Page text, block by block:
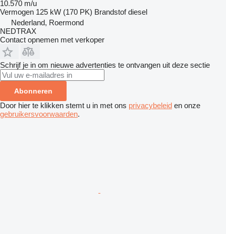
10.570 m/u
Vermogen 125 kW (170 PK) Brandstof diesel
Nederland, Roermond
NEDTRAX
Contact opnemen met verkoper
Schrijf je in om nieuwe advertenties te ontvangen uit deze sectie
Abonneren
Door hier te klikken stemt u in met ons privacybeleid en onze
gebruikersvoorwaarden.